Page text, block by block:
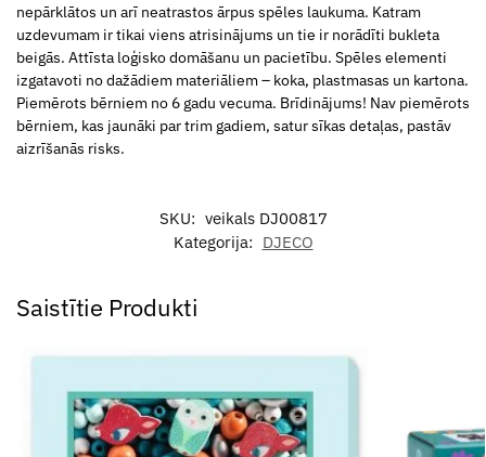
nepārklātos un arī neatrastos ārpus spēles laukuma. Katram
uzdevumam ir tikai viens atrisinājums un tie ir norādīti bukleta
beigās. Attīsta loģisko domāšanu un pacietību. Spēles elementi
izgatavoti no dažādiem materiāliem – koka, plastmasas un kartona.
Piemērots bērniem no 6 gadu vecuma. Brīdinājums! Nav piemērots
bērniem, kas jaunāki par trim gadiem, satur sīkas detaļas, pastāv
aizrīšanās risks.
SKU: veikals DJ00817
Kategorija: DJECO
Saistītie Produkti